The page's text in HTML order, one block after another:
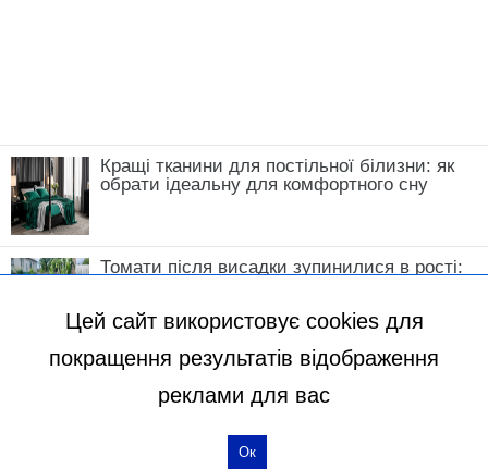
Кращі тканини для постільної білизни: як
обрати ідеальну для комфортного сну
Томати після висадки зупинилися в рості:
Цей сайт використовує cookies для
покращення результатів відображення
реклами для вас
Ок